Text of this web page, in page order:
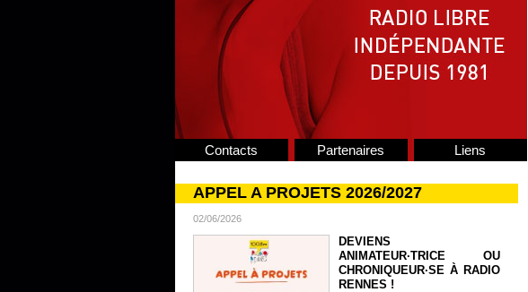
Contacts Partenaires Liens
APPEL A PROJETS 2026/2027
02/06/2026
DEVIENS
ANIMATEUR·TRICE OU
CHRONIQUEUR·SE À RADIO
RENNES !